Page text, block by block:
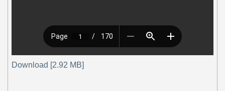
Download [2.92 MB]